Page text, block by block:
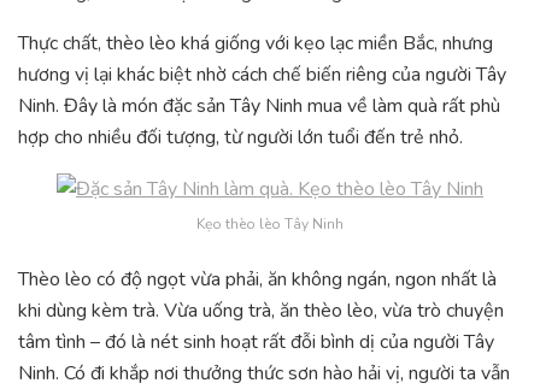
Thực chất, thèo lèo khá giống với kẹo lạc miền Bắc, nhưng
hương vị lại khác biệt nhờ cách chế biến riêng của người Tây
Ninh. Đây là món đặc sản Tây Ninh mua về làm quà rất phù
hợp cho nhiều đối tượng, từ người lớn tuổi đến trẻ nhỏ.
Kẹo thèo lèo Tây Ninh
Thèo lèo có độ ngọt vừa phải, ăn không ngán, ngon nhất là
khi dùng kèm trà. Vừa uống trà, ăn thèo lèo, vừa trò chuyện
tâm tình – đó là nét sinh hoạt rất đỗi bình dị của người Tây
Ninh. Có đi khắp nơi thưởng thức sơn hào hải vị, người ta vẫn